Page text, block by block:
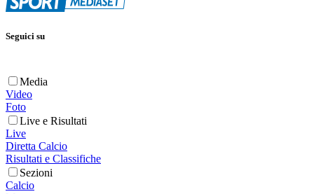
Seguici su
Media
Video
Foto
Live e Risultati
Live
Diretta Calcio
Risultati e Classifiche
Sezioni
Calcio